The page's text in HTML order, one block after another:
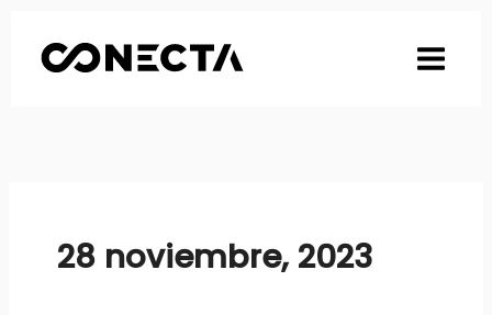
contenido
28 noviembre, 2023